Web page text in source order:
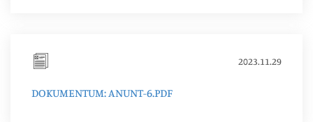
2023.11.29
DOKUMENTUM: ANUNT-6.PDF